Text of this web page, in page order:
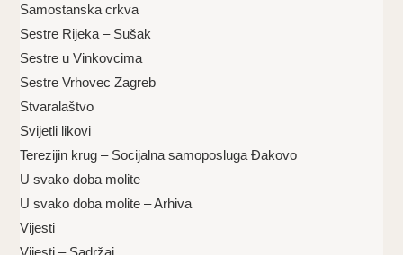
Samostanska crkva
Sestre Rijeka – Sušak
Sestre u Vinkovcima
Sestre Vrhovec Zagreb
Stvaralaštvo
Svijetli likovi
Terezijin krug – Socijalna samoposluga Đakovo
U svako doba molite
U svako doba molite – Arhiva
Vijesti
Vijesti – Sadržaj